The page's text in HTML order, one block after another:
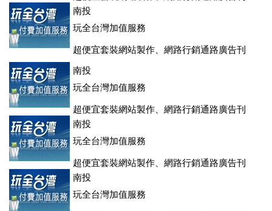
登、訂房系統、客房委託旅行社銷售，全面優惠中....
南投
玩全台灣加值服務
超便宜套裝網站製作、網路行銷通路廣告刊
登、訂房系統、客房委託旅行社銷售，全面優惠中....
南投
玩全台灣加值服務
超便宜套裝網站製作、網路行銷通路廣告刊
登、訂房系統、客房委託旅行社銷售，全面優惠中....
南投
玩全台灣加值服務
超便宜套裝網站製作、網路行銷通路廣告刊
登、訂房系統、客房委託旅行社銷售，全面優惠中....
南投
玩全台灣加值服務